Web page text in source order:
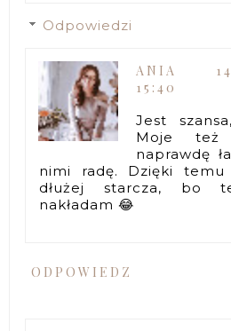
Odpowiedzi
ANIA
15:40
Jest
Moje
naprawdę
nimi radę. Dzięki
dłużej starcza, bo
nakładam 😂
ODPOWIEDZ